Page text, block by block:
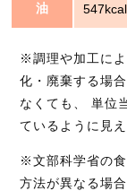
油 547kcal
※調理や加工に
化・廃棄する場
なくても、 単位
ているように見
※文部科学省の
方法が異なる場